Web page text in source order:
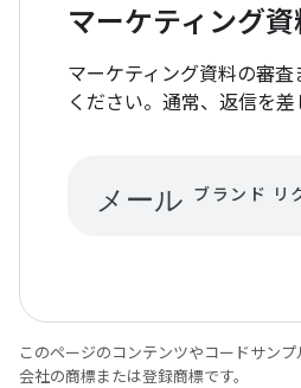
マーケティング
マーケティング資料の審
ください。通常、返信を
メール ブランド リ
このページのコンテンツやコードサンプ
会社の商標または登録商標です。